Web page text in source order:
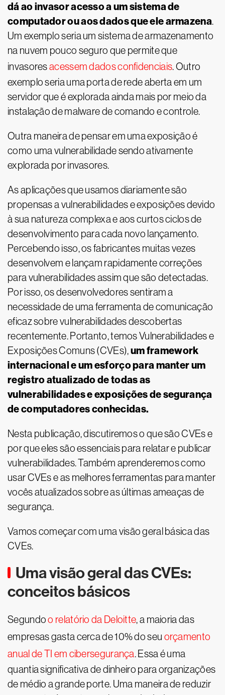
dá ao invasor acesso a um sistema de
computador ou aos dados que ele armazena.
Um exemplo seria um sistema de armazenamento
na nuvem pouco seguro que permite que
invasoresacessem dados confidenciais. Outro
exemplo seria uma porta de rede aberta em um
servidor que é explorada ainda mais por meio da
instalação de malware de comando e controle.
Outra maneira de pensar em uma exposição é
como uma vulnerabilidade sendo ativamente
explorada por invasores.
As aplicações que usamos diariamente são
propensas a vulnerabilidades e exposições devido
à sua natureza complexa e aos curtos ciclos de
desenvolvimento para cada novo lançamento.
Percebendo isso, os fabricantes muitas vezes
desenvolvem e lançam rapidamente correções
para vulnerabilidades assim que são detectadas.
Por isso, os desenvolvedores sentiram a
necessidade de uma ferramenta de comunicação
eficaz sobre vulnerabilidades descobertas
recentemente. Portanto, temos Vulnerabilidades e
Exposições Comuns (CVEs),um framework
internacional e um esforço para manter um
registro atualizado de todas as
vulnerabilidades e exposições de segurança
de computadores conhecidas.
Nesta publicação, discutiremos o que são CVEs e
por que eles são essenciais para relatar e publicar
vulnerabilidades. Também aprenderemos como
usar CVEs e as melhores ferramentas para manter
vocês atualizados sobre as últimas ameaças de
segurança.
Vamos começar com uma visão geral básica das
CVEs.
Uma visão geral das CVEs:
conceitos básicos
Segundoo relatório da Deloitte, a maioria das
empresas gasta cerca de 10% do seu orçamento
anual de TI em cibersegurança. Essa é uma
quantia significativa de dinheiro para organizações
de médio a grande porte. Uma maneira de reduzir